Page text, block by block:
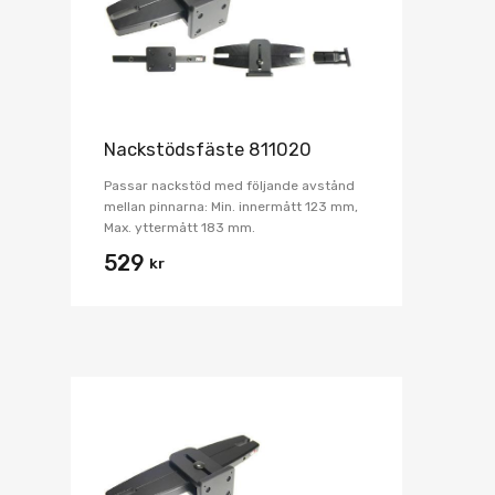
Nackstödsfäste 811020
Passar nackstöd med följande avstånd
mellan pinnarna: Min. innermått 123 mm,
Max. yttermått 183 mm.
529 kr